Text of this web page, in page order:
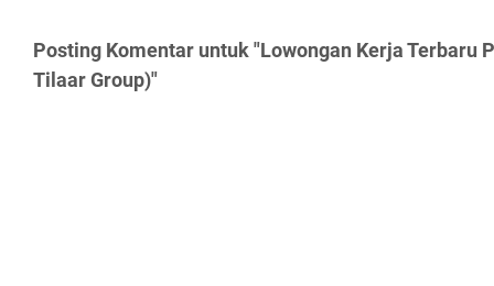
Posting Komentar untuk "Lowongan Kerja Terbaru
Tilaar Group)"